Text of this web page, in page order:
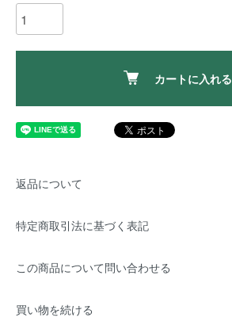
カートに入れる
返品について
特定商取引法に基づく表記
この商品について問い合わせる
買い物を続ける